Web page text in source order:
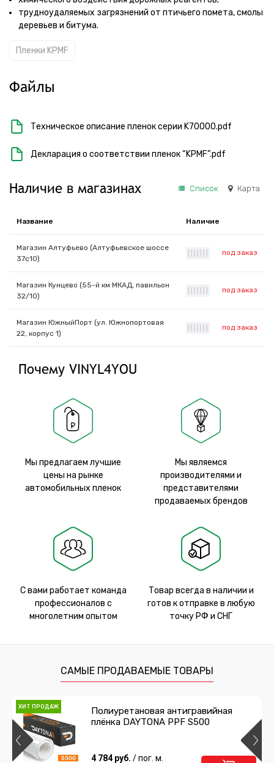
трудноудаляемых загрязнений от птичьего помета, смолы
деревьев и битума.
Пленки KPMF
Файлы
Техническое описание пленок серии K70000.pdf
Декларация о соответствии пленок “KPMF”.pdf
Наличие в магазинах Список Карта
Название Наличие
Магазин Алтуфьево (Алтуфьевское шоссе
37с10)
под заказ
Магазин Кунцево (55-й км МКАД, павильон
32/10)
под заказ
Магазин ЮжныйПорт (ул. Южнопортовая
22, корпус 1)
под заказ
Почему VINYL4YOU
Мы предлагаем лучшие
цены на рынке
автомобильных пленок
Мы являемся
производителями и
представителями
продаваемых брендов
С вами работает команда
профессионалов с
многолетним опытом
Товар всегда в наличии и
готов к отправке в любую
точку РФ и СНГ
САМЫЕ ПРОДАВАЕМЫЕ ТОВАРЫ
ХИТ ПРОДАЖ
Полиуретановая антигравийная
плёнка DAYTONA PPF S500
4 784 руб. / пог. м.